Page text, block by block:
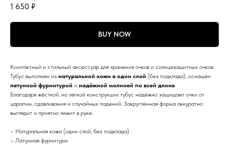
1 650 ₽
BUY NOW
Компактный и стильный аксессуар для хранения очков и солнцезащитных очков.
Тубус выполнен из натуральной кожи в один слой (без подклада), оснащён
латунной фурнитурой и надёжной молнией по всей длине.
Благодаря жёсткой, но лёгкой конструкции тубус надёжно защищает очки от
царапин, сдавливания и случайных падений. Закруглённая форма аккуратно
выглядит и приятно лежит в руке.
– Натуральная кожа (один слой, без подклада)
– Латунная фурнитура